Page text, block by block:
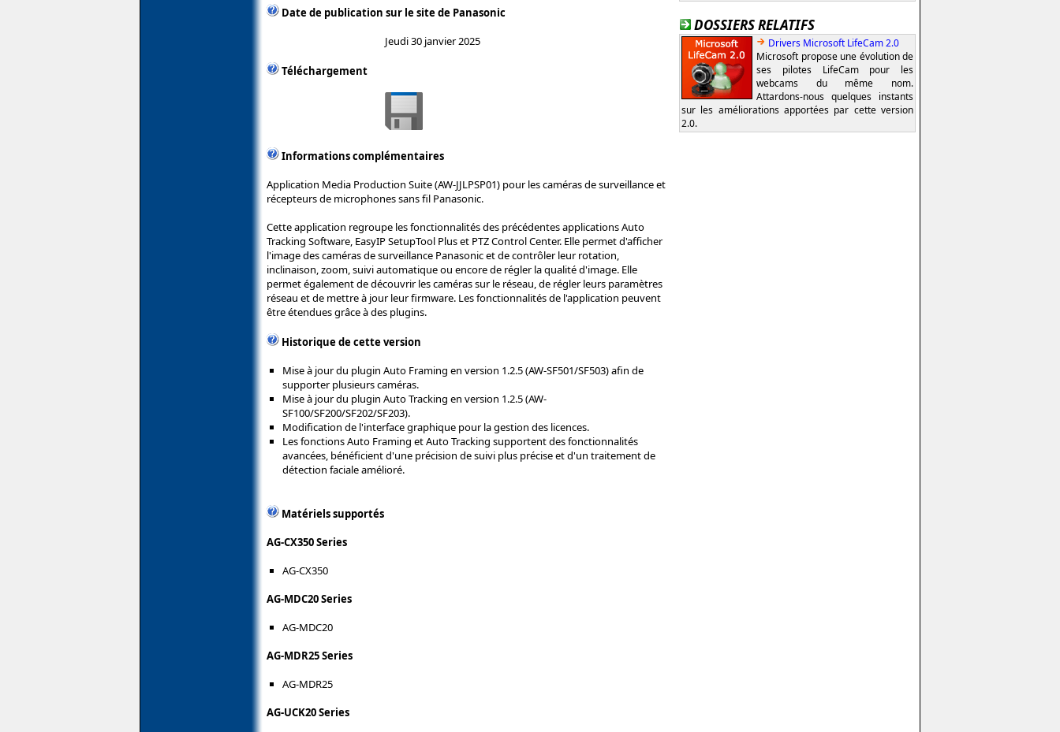
Date de publication sur le site de Panasonic
Jeudi 30 janvier 2025
Téléchargement
Informations complémentaires
Application Media Production Suite (AW-JJLPSP01) pour les caméras de surveillance et
récepteurs de microphones sans fil Panasonic.
Cette application regroupe les fonctionnalités des précédentes applications Auto
Tracking Software, EasyIP SetupTool Plus et PTZ Control Center. Elle permet d'afficher
l'image des caméras de surveillance Panasonic et de contrôler leur rotation,
inclinaison, zoom, suivi automatique ou encore de régler la qualité d'image. Elle
permet également de découvrir les caméras sur le réseau, de régler leurs paramètres
réseau et de mettre à jour leur firmware. Les fonctionnalités de l'application peuvent
être étendues grâce à des plugins.
Historique de cette version
Mise à jour du plugin Auto Framing en version 1.2.5 (AW-SF501/SF503) afin de
supporter plusieurs caméras.
Mise à jour du plugin Auto Tracking en version 1.2.5 (AW-
SF100/SF200/SF202/SF203).
Modification de l'interface graphique pour la gestion des licences.
Les fonctions Auto Framing et Auto Tracking supportent des fonctionnalités
avancées, bénéficient d'une précision de suivi plus précise et d'un traitement de
détection faciale amélioré.
Matériels supportés
AG-CX350 Series
AG-CX350
AG-MDC20 Series
AG-MDC20
AG-MDR25 Series
AG-MDR25
AG-UCK20 Series
DOSSIERS RELATIFS
Drivers Microsoft LifeCam 2.0
Microsoft propose une évolution de
ses pilotes LifeCam pour les
webcams du même nom.
Attardons-nous quelques instants
sur les améliorations apportées par cette version
2.0.